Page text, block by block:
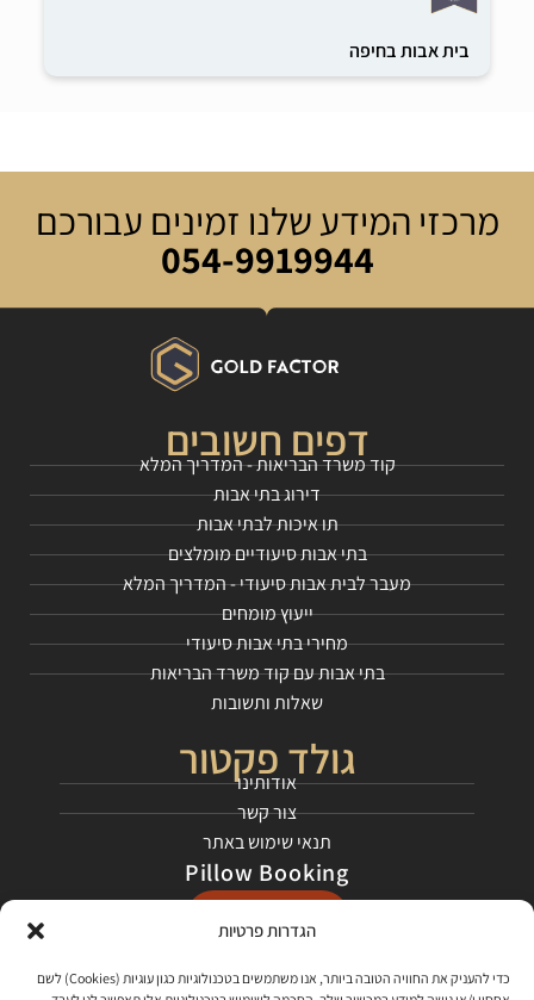
הגדרות פרטיות
כדי להעניק את החוויה הטובה ביותר, אנו משתמשים בטכנולוגיות כגון עוגיות (Cookies) לשם
בית אבות בחיפה
מרכזי המידע שלנו זמינים עבורכם
054-9919944
דפים חשובים
קוד משרד הבריאות - המדריך המלא
דירוג בתי אבות
תו איכות לבתי אבות
בתי אבות סיעודיים מומלצים
מעבר לבית אבות סיעודי - המדריך המלא
ייעוץ מומחים
מחירי בתי אבות סיעודי
בתי אבות עם קוד משרד הבריאות
שאלות ותשובות
גולד פקטור
אודותינו
צור קשר
תנאי שימוש באתר
Pillow Booking